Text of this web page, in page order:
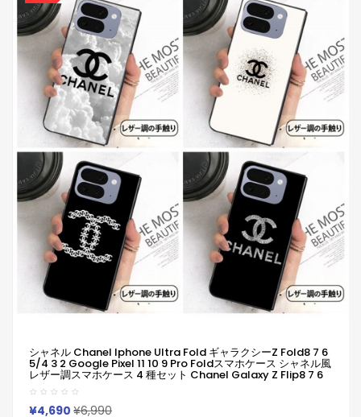
シャネル Chanel Iphone Ultra Fold ギャラクシーZ Fold8 7 6
5/4 3 2 Google Pixel 11 10 9 Pro Foldスマホケース シャネル風
レザー調スマホケース 4 種セット Chanel Galaxy Z Flip8 7 6
Fold8 7 6ケース ブランド ギャラクシーSamsung Galaxy Z
Fold8 7 6 5 4 3カバーアイフォンultra ピクセルpro11 Foldケー
スカバー人気男女兼用
¥4,690 ¥6,990